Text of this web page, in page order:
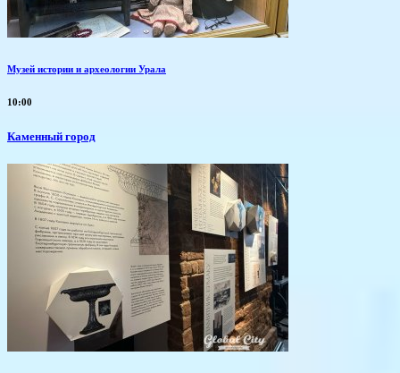
Музей истории и археологии Урала
10:00
Каменный город